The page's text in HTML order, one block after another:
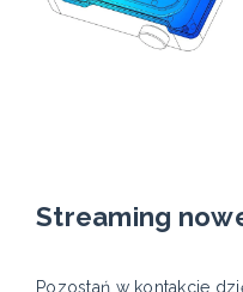
Streaming
Pozostań w kontakcie